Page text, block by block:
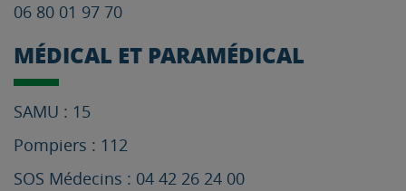
06 80 01 97 70
MÉDICAL ET PARAMÉDICAL
SAMU : 15
Pompiers : 112
SOS Médecins : 04 42 26 24 00